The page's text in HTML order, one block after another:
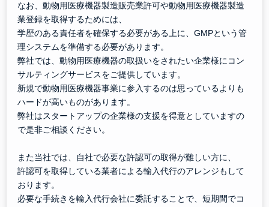
なお、動物用医療機器製造販売業許可や動物用医療機器製造
業登録を取得するためには、
学歴のある責任者を確保する必要がある上に、GMPという管
理システムを準備する必要があります。
弊社では、動物用医療機器の取扱いをされたい企業様にコン
サルティングサービスをご提供しています。
新規で動物用医療機器事業に参入するのは思っているよりも
ハードが高いものがあります。
弊社はスタートアップの企業様の支援を得意としていますの
で是非ご相談ください。
また当社では、自社で必要な許認可の取得が難しい方に、
許認可を取得している業者による輸入代行のアレンジもして
おります。
必要な手続きを輸入代行会社に委託することで、短期間でコ